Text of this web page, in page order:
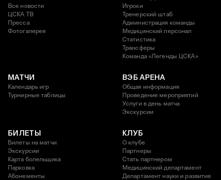
Все новости
ЦСКА ТВ
Пресса
Фотогалерея
Игроки
Тренерский штаб
Администрация команды
Медицинский персонал
Статистика
Трансферы
Команда «Легенды ЦСКА»
МАТЧИ
Календарь игр
Турнирные таблицы
ВЭБ АРЕНА
Общая информация
Проведение мероприятий
Услуги в день матча
Экскурсии
БИЛЕТЫ
Билеты на матчи
Экскурсии
Карта болельщика
Парковка
Абонементы
КЛУБ
О клубе
Партнеры
Стать партнером
Медицинский департамент
Департамент науки и развития